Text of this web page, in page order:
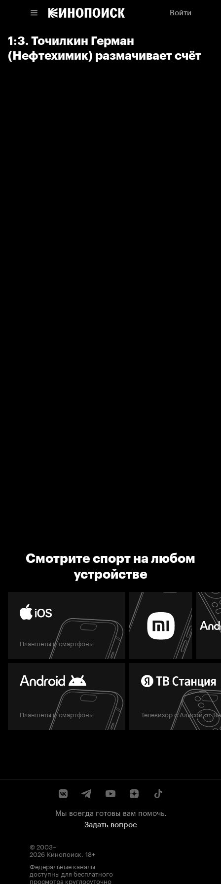
Войти
1:3. Точилкин Герман
(Нефтехимик) размачивает счёт
Смотрите спорт на любом
устройстве
Планшеты и смартфоны
Планшеты и смартфоны Телевизор с Алисой от
Мы всегда готовы вам помочь.
Задать вопрос
© 2003–
2026 Кинопоиск. 18+
Федеральные каналы
доступны для бесплатного
просмотра круглосуточно